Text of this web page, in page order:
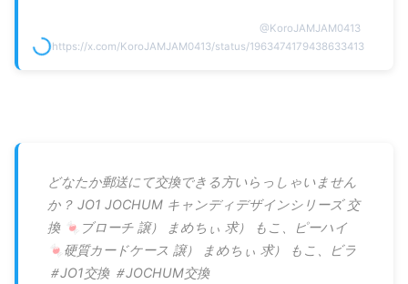
@KoroJAMJAM0413
https://x.com/KoroJAMJAM0413/status/1963474179438633413
どなたか郵送にて交換できる方いらっしゃいません
か？ JO1 JOCHUM キャンディデザインシリーズ 交
換 🍬ブローチ 譲） まめちぃ 求） もこ、ピーハイ
🍬硬質カードケース 譲） まめちぃ 求） もこ、ビラ
＃JO1交換 ＃JOCHUM交換